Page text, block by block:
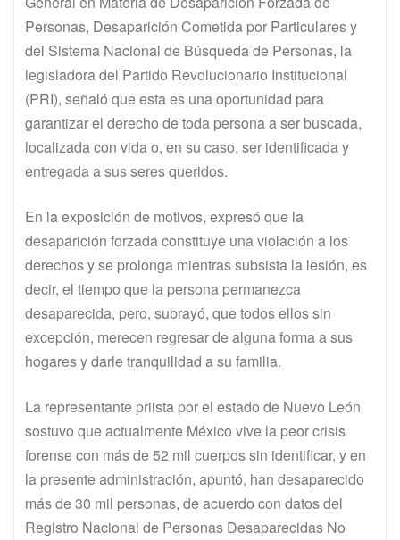
Personas, Desaparición Cometida por Particulares y
del Sistema Nacional de Búsqueda de Personas, la
legisladora del Partido Revolucionario Institucional
(PRI), señaló que esta es una oportunidad para
garantizar el derecho de toda persona a ser buscada,
localizada con vida o, en su caso, ser identificada y
entregada a sus seres queridos.
En la exposición de motivos, expresó que la
desaparición forzada constituye una violación a los
derechos y se prolonga mientras subsista la lesión, es
decir, el tiempo que la persona permanezca
desaparecida, pero, subrayó, que todos ellos sin
excepción, merecen regresar de alguna forma a sus
hogares y darle tranquilidad a su familia.
La representante priista por el estado de Nuevo León
sostuvo que actualmente México vive la peor crisis
forense con más de 52 mil cuerpos sin identificar, y en
la presente administración, apuntó, han desaparecido
más de 30 mil personas, de acuerdo con datos del
Registro Nacional de Personas Desaparecidas No